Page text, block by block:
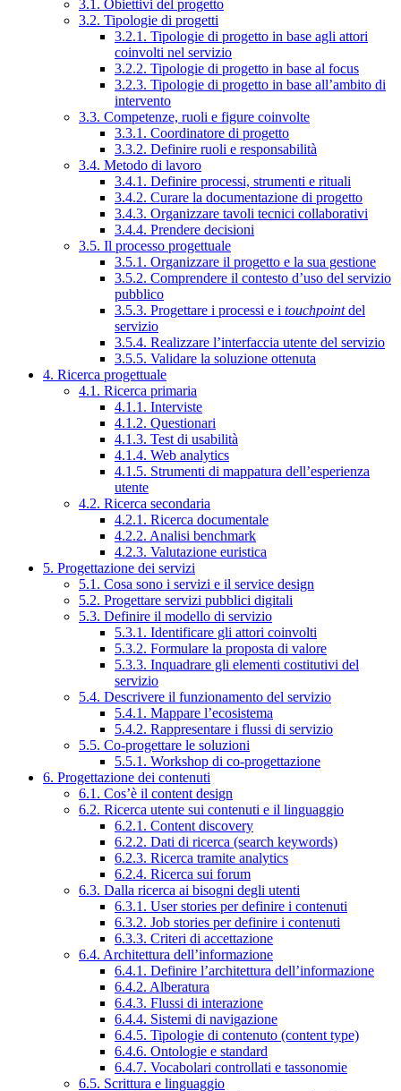
3.1. Obiettivi del progetto
3.2. Tipologie di progetti
3.2.1. Tipologie di progetto in base agli attori
coinvolti nel servizio
3.2.2. Tipologie di progetto in base al focus
3.2.3. Tipologie di progetto in base all’ambito di
intervento
3.3. Competenze, ruoli e figure coinvolte
3.3.1. Coordinatore di progetto
3.3.2. Definire ruoli e responsabilità
3.4. Metodo di lavoro
3.4.1. Definire processi, strumenti e rituali
3.4.2. Curare la documentazione di progetto
3.4.3. Organizzare tavoli tecnici collaborativi
3.4.4. Prendere decisioni
3.5. Il processo progettuale
3.5.1. Organizzare il progetto e la sua gestione
3.5.2. Comprendere il contesto d’uso del servizio
pubblico
3.5.3. Progettare i processi e i touchpointdel
servizio
3.5.4. Realizzare l’interfaccia utente del servizio
3.5.5. Validare la soluzione ottenuta
4. Ricerca progettuale
4.1. Ricerca primaria
4.1.1. Interviste
4.1.2. Questionari
4.1.3. Test di usabilità
4.1.4. Web analytics
4.1.5. Strumenti di mappatura dell’esperienza
utente
4.2. Ricerca secondaria
4.2.1. Ricerca documentale
4.2.2. Analisi benchmark
4.2.3. Valutazione euristica
5. Progettazione dei servizi
5.1. Cosa sono i servizi e il service design
5.2. Progettare servizi pubblici digitali
5.3. Definire il modello di servizio
5.3.1. Identificare gli attori coinvolti
5.3.2. Formulare la proposta di valore
5.3.3. Inquadrare gli elementi costitutivi del
servizio
5.4. Descrivere il funzionamento del servizio
5.4.1. Mappare l’ecosistema
5.4.2. Rappresentare i flussi di servizio
5.5. Co-progettare le soluzioni
5.5.1. Workshop di co-progettazione
6. Progettazione dei contenuti
6.1. Cos’è il content design
6.2. Ricerca utente sui contenuti e il linguaggio
6.2.1. Content discovery
6.2.2. Dati di ricerca (search keywords)
6.2.3. Ricerca tramite analytics
6.2.4. Ricerca sui forum
6.3. Dalla ricerca ai bisogni degli utenti
6.3.1. User stories per definire i contenuti
6.3.2. Job stories per definire i contenuti
6.3.3. Criteri di accettazione
6.4. Architettura dell’informazione
6.4.1. Definire l’architettura dell’informazione
6.4.2. Alberatura
6.4.3. Flussi di interazione
6.4.4. Sistemi di navigazione
6.4.5. Tipologie di contenuto (content type)
6.4.6. Ontologie e standard
6.4.7. Vocabolari controllati e tassonomie
6.5. Scrittura e linguaggio